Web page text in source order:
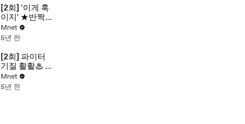
선발전 즉흥 배
틀
[2회] ′이게 훅
이지′ ★반짝이
는 신발 활용 아
이디어★를 선
@훅 크루 선발
전 즉흥 배틀
Mnet
5년 전
[2회] 파이터
기질 활활♨ 박
빙의 승부! 뉴
니온 vs 에이치
Mnet
5년 전